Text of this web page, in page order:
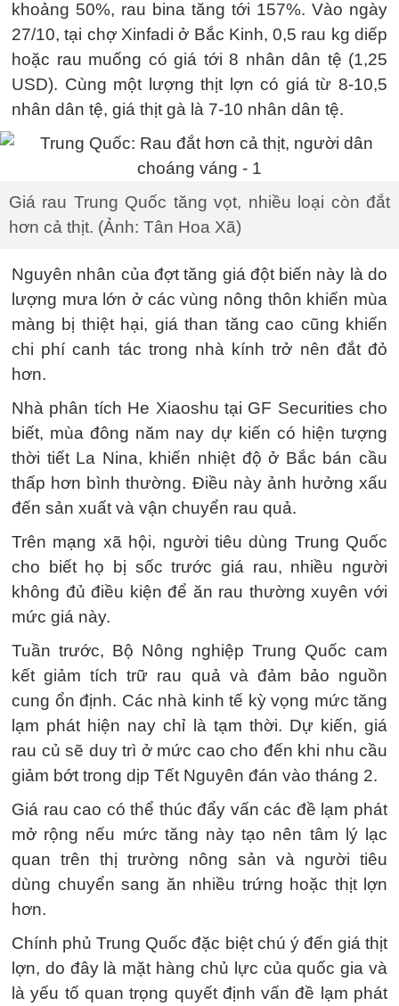
khoảng 50%, rau bina tăng tới 157%. Vào ngày
27/10, tại chợ Xinfadi ở Bắc Kinh, 0,5 rau kg diếp
hoặc rau muống có giá tới 8 nhân dân tệ (1,25
USD). Cùng một lượng thịt lợn có giá từ 8-10,5
nhân dân tệ, giá thịt gà là 7-10 nhân dân tệ.
Giá rau Trung Quốc tăng vọt, nhiều loại còn đắt
hơn cả thịt. (Ảnh: Tân Hoa Xã)
Nguyên nhân của đợt tăng giá đột biến này là do
lượng mưa lớn ở các vùng nông thôn khiến mùa
màng bị thiệt hại, giá than tăng cao cũng khiến
chi phí canh tác trong nhà kính trở nên đắt đỏ
hơn.
Nhà phân tích He Xiaoshu tại GF Securities cho
biết, mùa đông năm nay dự kiến có hiện tượng
thời tiết La Nina, khiến nhiệt độ ở Bắc bán cầu
thấp hơn bình thường. Điều này ảnh hưởng xấu
đến sản xuất và vận chuyển rau quả.
Trên mạng xã hội, người tiêu dùng Trung Quốc
cho biết họ bị sốc trước giá rau, nhiều người
không đủ điều kiện để ăn rau thường xuyên với
mức giá này.
Tuần trước, Bộ Nông nghiệp Trung Quốc cam
kết giảm tích trữ rau quả và đảm bảo nguồn
cung ổn định. Các nhà kinh tế kỳ vọng mức tăng
lạm phát hiện nay chỉ là tạm thời. Dự kiến, giá
rau củ sẽ duy trì ở mức cao cho đến khi nhu cầu
giảm bớt trong dịp Tết Nguyên đán vào tháng 2.
Giá rau cao có thể thúc đẩy vấn các đề lạm phát
mở rộng nếu mức tăng này tạo nên tâm lý lạc
quan trên thị trường nông sản và người tiêu
dùng chuyển sang ăn nhiều trứng hoặc thịt lợn
hơn.
Chính phủ Trung Quốc đặc biệt chú ý đến giá thịt
lợn, do đây là mặt hàng chủ lực của quốc gia và
là yếu tố quan trọng quyết định vấn đề lạm phát